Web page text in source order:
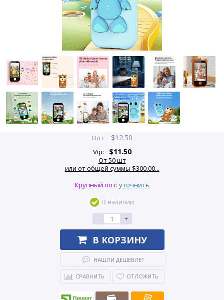
Опт $12.50
Vip: $11.50
От 50 шт
или от общей суммы $300.00...
Крупный опт: уточнить
В наличии
-
+
В КОРЗИНУ
НАШЛИ ДЕШЕВЛЕ?
СРАВНИТЬ ОТЛОЖИТЬ